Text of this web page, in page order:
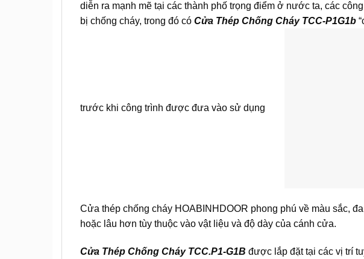
diễn ra mạnh mẽ tại các thành phố trọng điểm ở nước ta, các
bị chống cháy, trong đó có Cửa Thép Chống Cháy TCC-P1G1b
trước khi công trình được đưa vào sử dụng
Cửa thép chống cháy HOABINHDOOR phong phú về màu sắc,
hoặc lâu hơn tùy thuộc vào vật liệu và độ dày của cánh cửa.
Cửa Thép Chống Cháy TCC.P1-G1B được lắp đặt tại các vị trí